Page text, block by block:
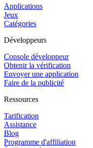
Applications
Jeux
Catégories
Développeurs
Console développeur
Obtenir la vérification
Envoyer une application
Faire de la publicité
Ressources
Tarification
Assistance
Blog
Programme d'affiliation